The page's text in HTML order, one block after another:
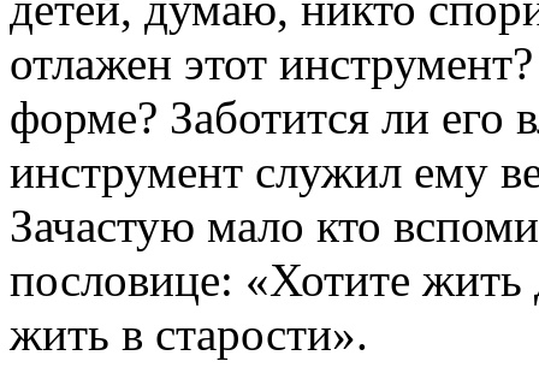
отлажен этот
форме? Заботится ли его
инструмент служил ему
Зачастую мало кто
пословице: «Хотите жить
жить в старости».